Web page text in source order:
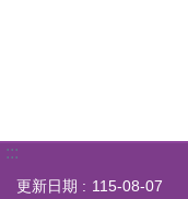
:::
更新日期
115-08-07